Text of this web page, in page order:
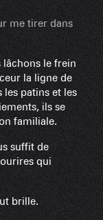
me tirer dans
lâchons le frein
la ligne de
les patins et les
ils se
familiale.
suffit de
qui
brille.